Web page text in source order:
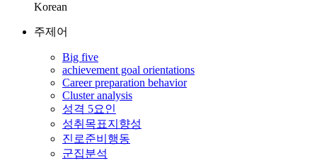
Korean
주제어
Big five
achievement goal orientations
Career preparation behavior
Cluster analysis
성격 5요인
성취목표지향성
진로준비행동
군집분석